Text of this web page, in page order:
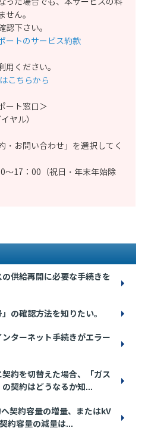
ん。
下さい。
ートのサービス約款
ください。
こちらから
ート窓口＞
ヤル）
・お問い合わせ」を選択してく
～17：00（祝日・年末年始除
供給再開に必要な手続きを
の確認方法を知りたい。
ターネット手続きがエラー
約を切替えた場合、「ガス
契約はどうなるか知...
契約容量の増量、またはkV
約容量の減量は...